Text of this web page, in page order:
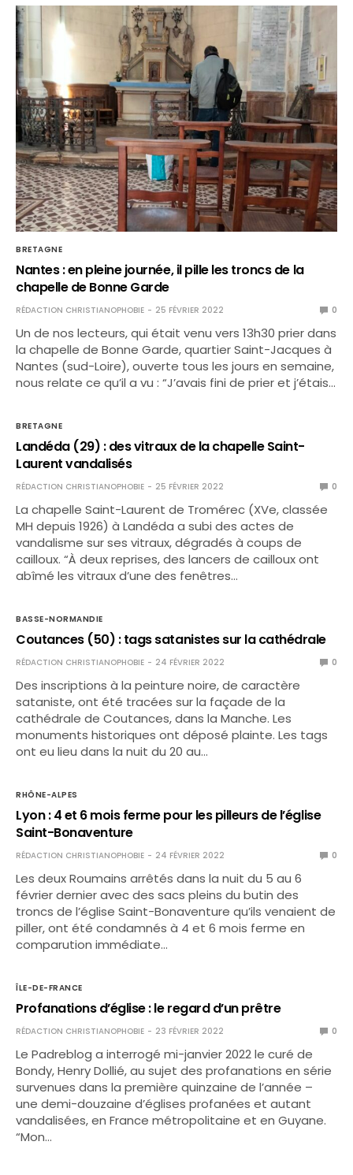
BRETAGNE
Nantes : en pleine journée, il pille les troncs de la
chapelle de Bonne Garde
RÉDACTION CHRISTIANOPHOBIE 25 FÉVRIER 2022 0
Un de nos lecteurs, qui était venu vers 13h30 prier dans
la chapelle de Bonne Garde, quartier Saint-Jacques à
Nantes (sud-Loire), ouverte tous les jours en semaine,
nous relate ce qu’il a vu : “J’avais fini de prier et j’étais…
BRETAGNE
Landéda (29) : des vitraux de la chapelle Saint-
Laurent vandalisés
RÉDACTION CHRISTIANOPHOBIE 25 FÉVRIER 2022 0
La chapelle Saint-Laurent de Tromérec (XVe, classée
MH depuis 1926) à Landéda a subi des actes de
vandalisme sur ses vitraux, dégradés à coups de
cailloux. “À deux reprises, des lancers de cailloux ont
abîmé les vitraux d’une des fenêtres…
BASSE-NORMANDIE
Coutances (50) : tags satanistes sur la cathédrale
RÉDACTION CHRISTIANOPHOBIE 24 FÉVRIER 2022 0
Des inscriptions à la peinture noire, de caractère
sataniste, ont été tracées sur la façade de la
cathédrale de Coutances, dans la Manche. Les
monuments historiques ont déposé plainte. Les tags
ont eu lieu dans la nuit du 20 au…
RHÔNE-ALPES
Lyon : 4 et 6 mois ferme pour les pilleurs de l’église
Saint-Bonaventure
RÉDACTION CHRISTIANOPHOBIE 24 FÉVRIER 2022 0
Les deux Roumains arrêtés dans la nuit du 5 au 6
février dernier avec des sacs pleins du butin des
troncs de l’église Saint-Bonaventure qu’ils venaient de
piller, ont été condamnés à 4 et 6 mois ferme en
comparution immédiate…
ÎLE-DE-FRANCE
Profanations d’église : le regard d’un prêtre
RÉDACTION CHRISTIANOPHOBIE 23 FÉVRIER 2022 0
Le Padreblog a interrogé mi-janvier 2022 le curé de
Bondy, Henry Dollié, au sujet des profanations en série
survenues dans la première quinzaine de l’année –
une demi-douzaine d’églises profanées et autant
vandalisées, en France métropolitaine et en Guyane.
“Mon…